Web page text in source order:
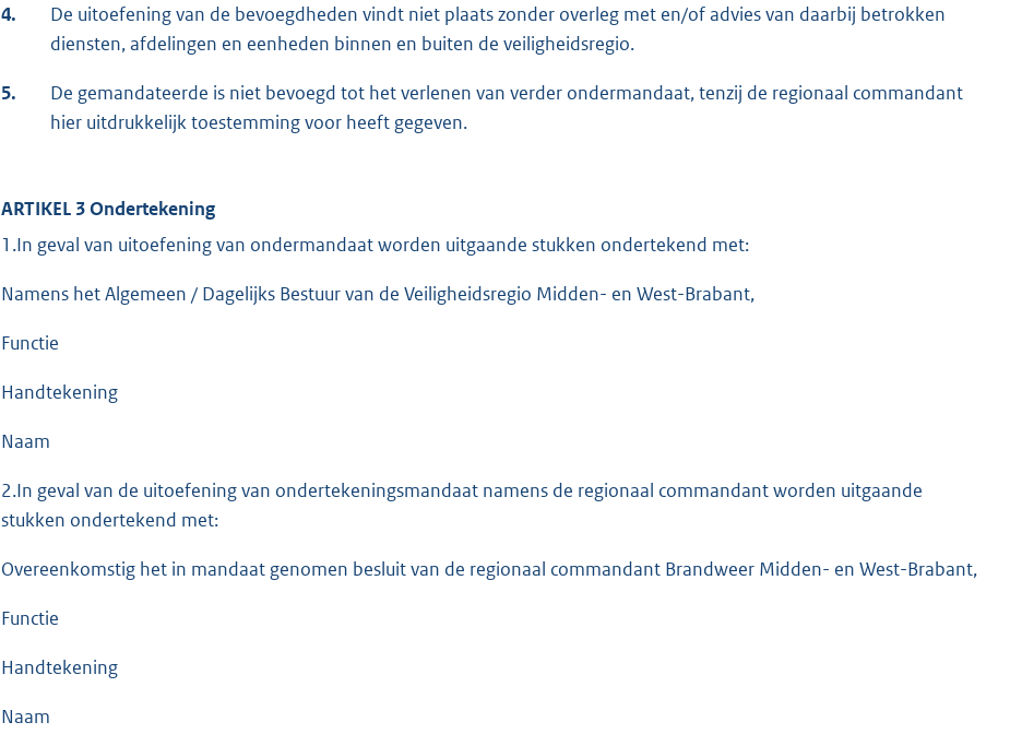
4.
De uitoefening van de bevoegdheden vindt niet plaats zonder overleg met en/of advies van daarbij betrokken
diensten, afdelingen en eenheden binnen en buiten de veiligheidsregio.
5.
De gemandateerde is niet bevoegd tot het verlenen van verder ondermandaat, tenzij de regionaal commandant
hier uitdrukkelijk toestemming voor heeft gegeven.
ARTIKEL 3 Ondertekening
1.In geval van uitoefening van ondermandaat worden uitgaande stukken ondertekend met:
Namens het Algemeen / Dagelijks Bestuur van de Veiligheidsregio Midden- en West-Brabant,
Functie
Handtekening
Naam
2.In geval van de uitoefening van ondertekeningsmandaat namens de regionaal commandant worden uitgaande
stukken ondertekend met:
Overeenkomstig het in mandaat genomen besluit van de regionaal commandant Brandweer Midden- en West-Brabant,
Functie
Handtekening
Naam